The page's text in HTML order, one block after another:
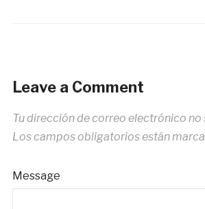
Leave a Comment
Tu dirección de correo electrónico no
Los campos obligatorios están
Message